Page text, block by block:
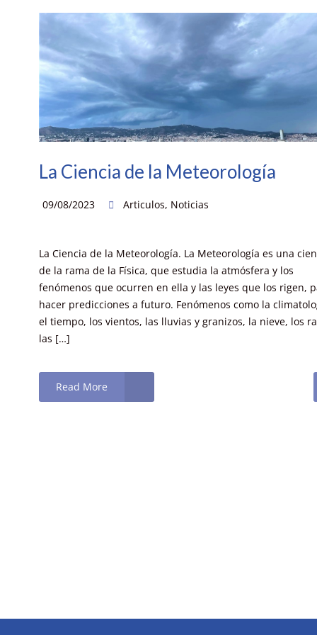
La Ciencia de la Meteorología
09/08/2023 Articulos, Noticias
La Ciencia de la Meteorología. La Meteorología es una
de la rama de la Física, que estudia la atmósfera y los
fenómenos que ocurren en ella y las leyes que los rigen,
hacer predicciones a futuro. Fenómenos como la
el tiempo, los vientos, las lluvias y granizos, la nieve, los
las […]
Read More